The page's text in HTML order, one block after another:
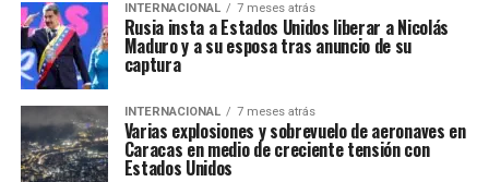
INTERNACIONAL 7 meses atrás
Rusia insta a Estados Unidos liberar a Nicolás
Maduro y a su esposa tras anuncio de su
captura
INTERNACIONAL 7 meses atrás
Varias explosiones y sobrevuelo de aeronaves en
Caracas en medio de creciente tensión con
Estados Unidos